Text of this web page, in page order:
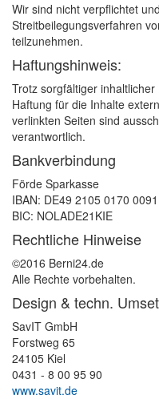
Wir sind nicht verpflichtet
Streitbeilegungsverfahren
teilzunehmen.
Haftungshinweis:
Trotz sorgfältiger
Haftung für die Inhalte
verlinkten Seiten sind
verantwortlich.
Bankverbindung
Förde Sparkasse
IBAN: DE49 2105 0170
BIC: NOLADE21KIE
Rechtliche Hinweise
©2016 Berni24.de
Alle Rechte vorbehalten.
Design & techn.
SavIT GmbH
Forstweg 65
24105 Kiel
0431 - 8 00 95 90
www.savit.de